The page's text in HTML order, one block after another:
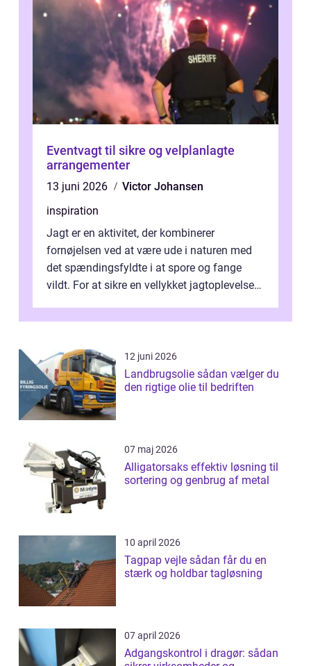
Eventvagt til sikre og velplanlagte
arrangementer
13 juni 2026
Victor Johansen
inspiration
Jagt er en aktivitet, der kombinerer
fornøjelsen ved at være ude i naturen med
det spændingsfyldte i at spore og fange
vildt. For at sikre en vellykket jagtoplevelse
12 juni 2026
Landbrugsolie sådan vælger du
den rigtige olie til bedriften
07 maj 2026
Alligatorsaks effektiv løsning til
sortering og genbrug af metal
10 april 2026
Tagpap vejle sådan får du en
stærk og holdbar tagløsning
07 april 2026
Adgangskontrol i dragør: sådan